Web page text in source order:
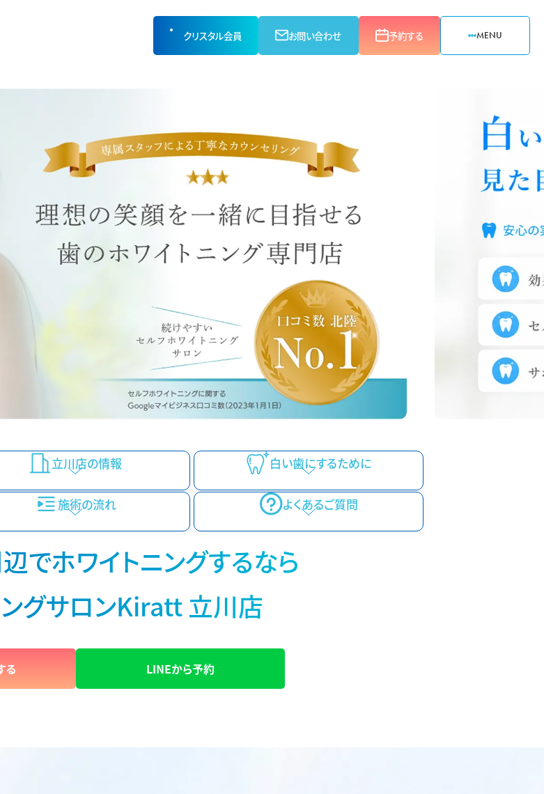
クリスタル会員 お問い合わせ 予約する MENU
立川店の情報 白い歯にするために
施術の流れ よくあるご質問
でホワイトニングするなら
グサロンKiratt 立川店
る LINEから予約